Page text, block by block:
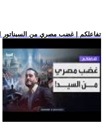
.. تفاعلكم | غضب مصري من السيناتور